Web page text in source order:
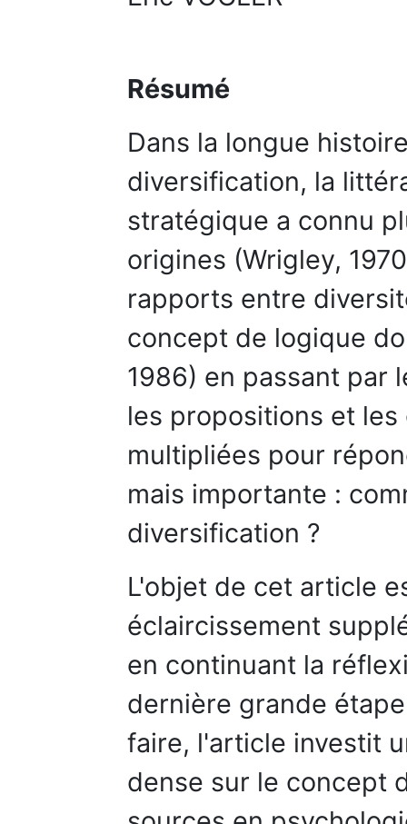
Résumé
Dans la longue
diversification, la
stratégique a connu
origines (Wrigley,
rapports entre
concept de logique
1986) en passant par
les propositions et
multipliées pour
mais importante :
diversification ?
L'objet de cet article
éclaircissement
en continuant la
dernière grande
faire, l'article investit
dense sur le concept